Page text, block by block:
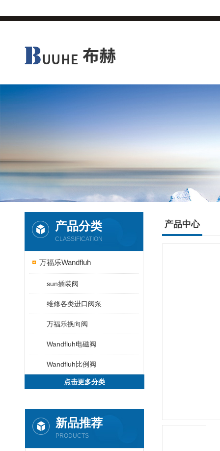
产品分类
CLASSIFICATION
万福乐Wandfluh
sun插装阀
维修各类进口阀泵
万福乐换向阀
Wandfluh电磁阀
Wandfluh比例阀
点击更多分类
新品推荐
PRODUCTS
产品中心